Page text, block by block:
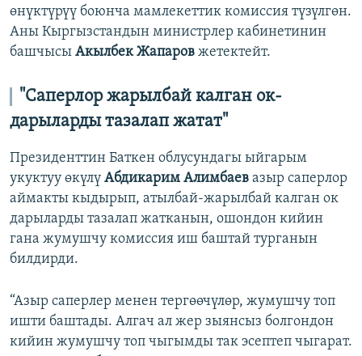
өнүктүрүү боюнча мамлекеттик комиссия түзүлгөн.
Аны Кыргызстандын министрлер кабинетинин
башчысы Акылбек Жапаров жетектейт.
"Саперлор жарылбай калган ок-
дарыларды тазалап жатат"
Президенттин Баткен облусундагы ыйгарым
укуктуу өкүлү Абдикарим Алимбаев азыр саперлор
аймакты кыдырып, атылбай-жарылбай калган ок
дарыларды тазалап жатканын, ошондон кийин
гана жумушчу комиссия иш баштай турганын
билдирди.
“Азыр саперлер менен тергөөчүлөр, жумушчу топ
ишти баштады. Алгач ал жер зыянсыз болгондон
кийин жумушчу топ чыгымды так эсептеп чыгарат.